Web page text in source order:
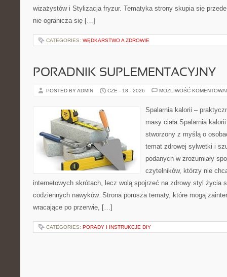
wizażystów i Stylizacja fryzur. Tematyka strony skupia się
nie ogranicza się […]
CATEGORIES: WĘDKARSTWO A ZDROWIE
PORADNIK SUPLEMENTACYJNY
POSTED BY ADMIN CZE - 18 - 2026 MOŻLIWOŚĆ
Spalarnia kalorii –
masy ciała Spalarnia
stworzony z myślą o
temat zdrowej sylwetki i
podanych w zrozumiały
czytelników, którzy nie
internetowych skrótach, lecz wolą spojrzeć na zdrowy styl życia
codziennych nawyków. Strona porusza tematy, które mogą
wracające po przerwie, […]
CATEGORIES: PORADY I INSTRUKCJE DIY